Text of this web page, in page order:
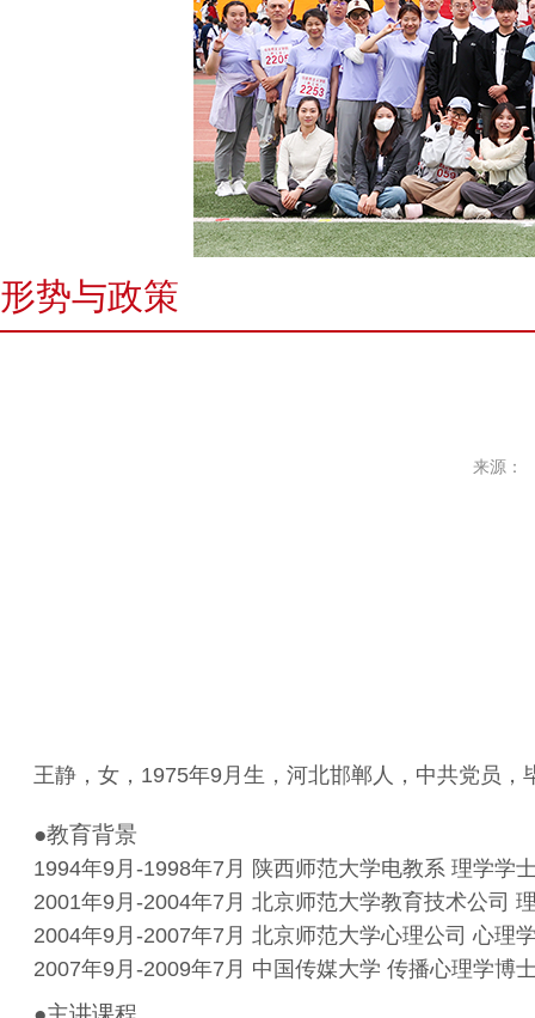
形势与政策
来源：
王静，女， 1975年9 月生，河北邯郸人，中共党员
●教育背景
1994年9 月 -1998年7 月 陕西师范大学电教系 理学学
2001年9 月 -2004年7 月 北京师范大学教育技术公司
2004年9 月 -2007年7 月 北京师范大学心理公司 心理
2007年9 月 -2009年7 月 中国传媒大学 传播心理学博